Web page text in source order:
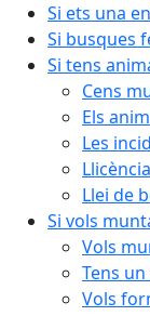
Si ets una
Si busques
Si tens
Cens
Els
Les
Llei de
Si vols
Vols
Tens
Vols